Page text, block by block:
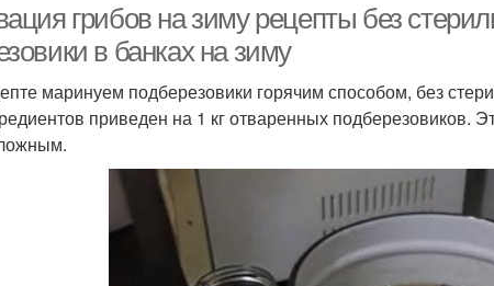
грибов на зиму рецепты без
в банках на зиму
маринуем подберезовики горячим способом, без
приведен на 1 кг отваренных подберезовиков.